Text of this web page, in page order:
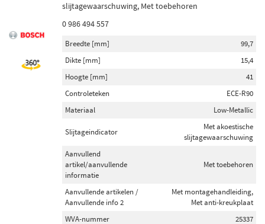
slijtagewaarschuwing, Met toebehoren
0 986 494 557
Breedte [mm]
99,7
Dikte [mm]
15,4
Hoogte [mm]
41
Controleteken
ECE-R90
Materiaal
Low-Metallic
Slijtageindicator
Met akoestische
slijtagewaarschuwing
Aanvullend
artikel/aanvullende
informatie
Met toebehoren
Aanvullende artikelen /
Aanvullende info 2
Met montagehandleiding,
Met anti-kreukplaat
WVA-nummer
25337